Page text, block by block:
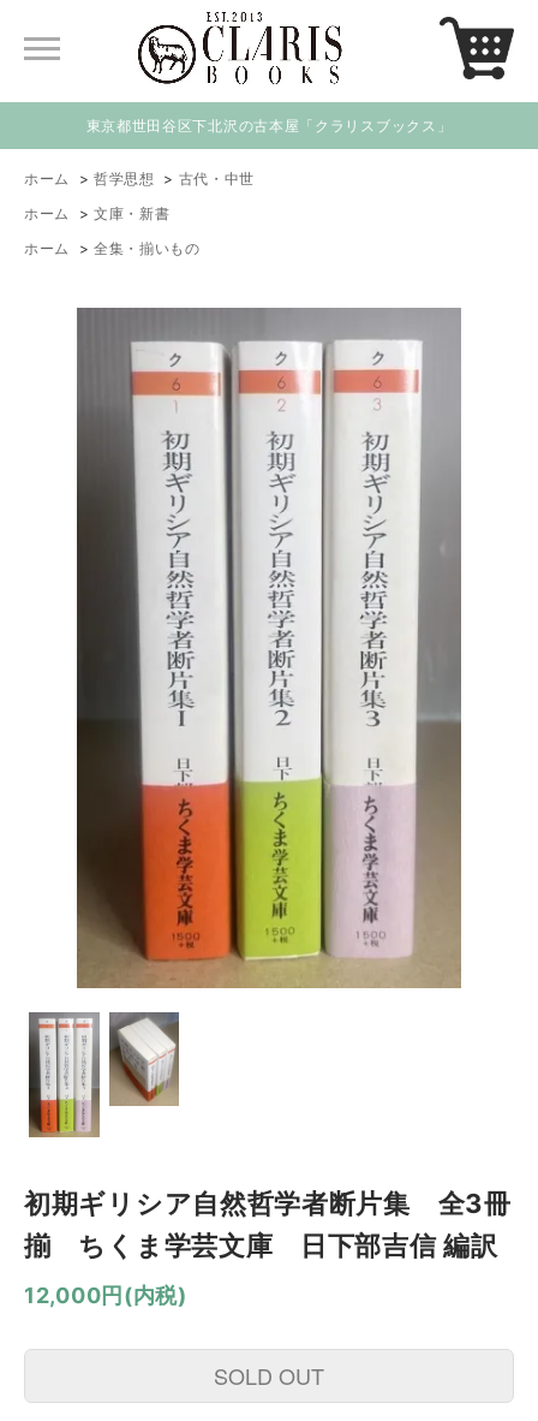
東京都世田谷区下北沢の古本屋「クラリスブックス」
ホーム > 哲学思想 > 古代・中世
ホーム
> 文庫・新書
ホーム
> 全集・揃いもの
初期ギリシア自然哲学者断片集 全3冊
揃 ちくま学芸文庫 日下部吉信 編訳
12,000円(内税)
SOLD OUT